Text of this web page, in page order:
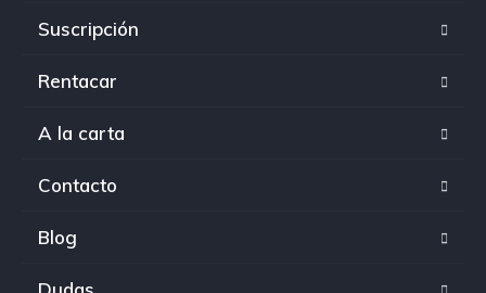
Suscripción
Rentacar
A la carta
Contacto
Blog